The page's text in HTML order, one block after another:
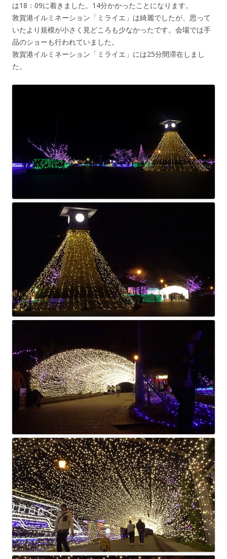
は18：09に着きました。14分かかったことになります。
敦賀港イルミネーション「ミライエ」は綺麗でしたが、思って
いたより規模が小さく見どころも少なかったです。会場では手
品のショーも行われていました。
敦賀港イルミネーション「ミライエ」には25分間滞在しまし
た。